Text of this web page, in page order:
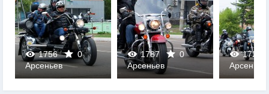
1756
0
0
Арсеньев
1787
0
0
Арсеньев
1724
0
Арсеньев